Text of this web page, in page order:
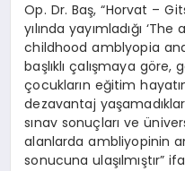
Op. Dr. Baş, “Horvat –
yılında yayımladığı
childhood amblyopia
başlıklı çalışmaya
çocukların eğitim
dezavantaj
sınav sonuçları ve
alanlarda ambliyopinin
sonucuna ulaşılmıştır”